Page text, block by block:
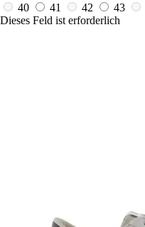
40
41 42 43
Dieses Feld ist erforderlich